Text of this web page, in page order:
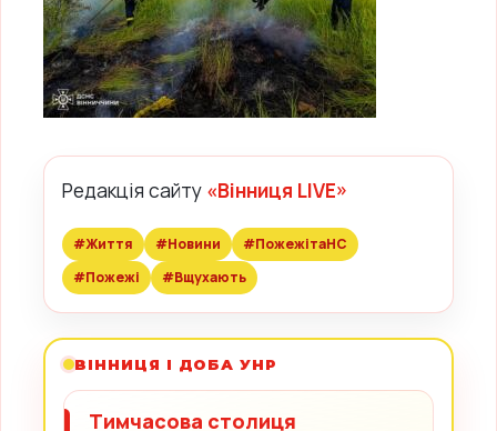
Редакція сайту «Вінниця LIVE»
#Життя #Новини
#ПожежітаНС
#Пожежі
#Вщухають
ВІННИЦЯ І ДОБА УНР
Тимчасова столиця